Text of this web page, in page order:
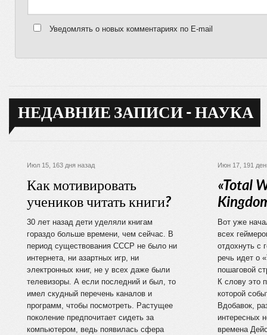
Уведомлять о новых комментариях по E-mail
НЕДАВНИЕ ЗАПИСИ - НАУКА
Июл 15, 163 дня назад
Как мотивировать
учеников читать книги?
30 лет назад дети уделяли книгам
гораздо больше времени, чем сейчас. В
период существования СССР не было ни
интернета, ни азартных игр, ни
электронных книг, не у всех даже были
телевизоры. А если последний и был, то
имел скудный перечень каналов и
программ, чтобы посмотреть. Растущее
поколение предпочитает сидеть за
компьютером, ведь появилась сфера
Июн 17, 191
«Total
Вот уже
всех
отдохнуть с
речь идет о
пошаговой
К слову это
которой
Вдобавок,
интересных
времена